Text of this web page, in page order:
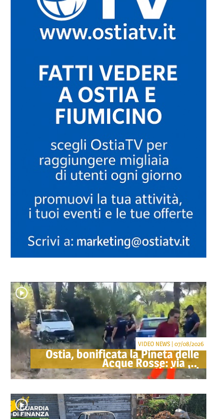
Ostia, bonificata la Pineta delle
Acque Rosse: via gli
accampamenti abusivi
VIDEO NEWS | 07/08/2026